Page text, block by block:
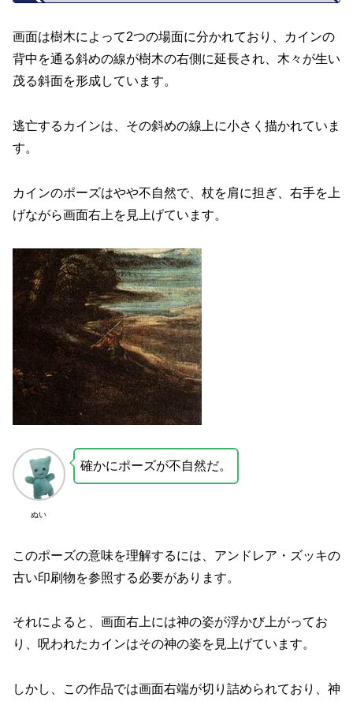
画面は樹木によって2つの場面に分かれており、カインの
背中を通る斜めの線が樹木の右側に延長され、木々が生い
茂る斜面を形成しています。
逃亡するカインは、その斜めの線上に小さく描かれていま
す。
カインのポーズはやや不自然で、杖を肩に担ぎ、右手を上
げながら画面右上を見上げています。
ぬい
確かにポーズが不自然だ。
このポーズの意味を理解するには、アンドレア・ズッキの
古い印刷物を参照する必要があります。
それによると、画面右上には神の姿が浮かび上がってお
り、呪われたカインはその神の姿を見上げています。
しかし、この作品では画面右端が切り詰められており、神